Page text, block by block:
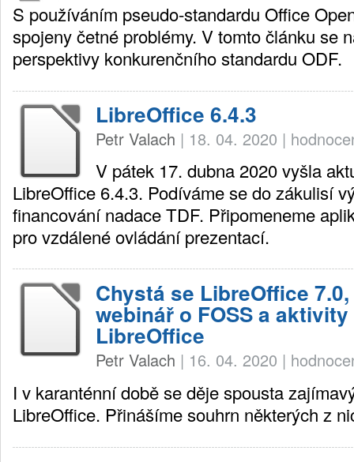
S používáním pseudo-standardu Office
spojeny četné problémy. V tomto článku se
perspektivy konkurenčního standardu ODF.
LibreOffice 6.4.3
Petr Valach | 18. 04. 2020 |
V pátek 17. dubna 2020 vyšla
LibreOffice 6.4.3. Podíváme se do zákulisí
financování nadace TDF. Připomeneme
pro vzdálené ovládání prezentací.
Chystá se LibreOffice
webinář o FOSS a
LibreOffice
Petr Valach | 16. 04. 2020 |
I v karanténní době se děje spousta
LibreOffice. Přinášíme souhrn některých z